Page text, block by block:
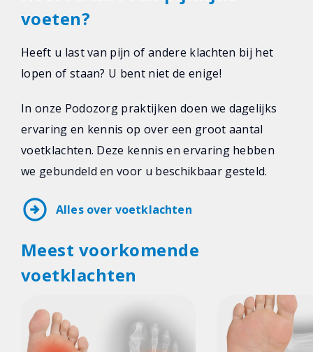
voeten?
Heeft u last van pijn of andere klachten bij het
lopen of staan? U bent niet de enige!
In onze Podozorg praktijken doen we dagelijks
ervaring en kennis op over een groot aantal
voetklachten. Deze kennis en ervaring hebben
we gebundeld en voor u beschikbaar gesteld.
arrow_circle_right Alles over voetklachten
Meest voorkomende
voetklachten